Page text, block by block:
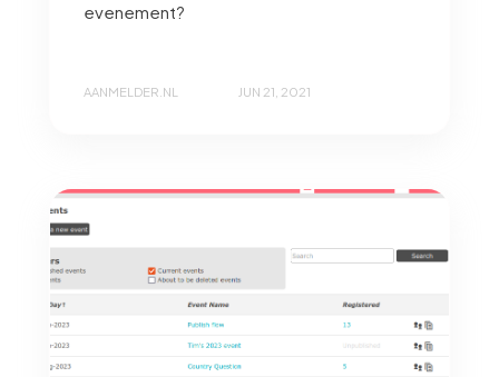
evenement?
AANMELDER.NL JUN 21, 2021